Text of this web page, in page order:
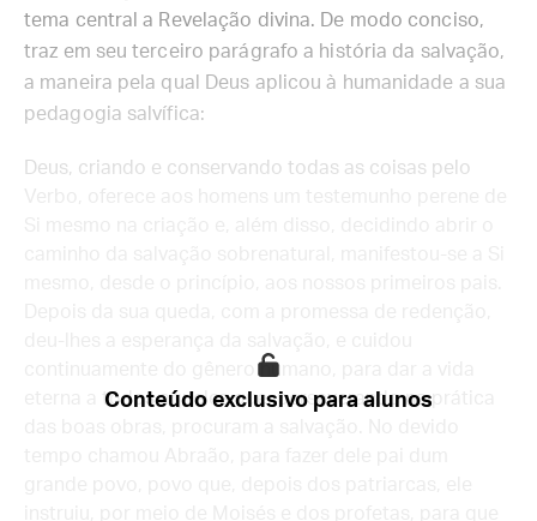
tema central a Revelação divina. De modo conciso,
traz em seu terceiro parágrafo a história da salvação,
a maneira pela qual Deus aplicou à humanidade a sua
pedagogia salvífica:
Deus, criando e conservando todas as coisas pelo
Verbo, oferece aos homens um testemunho perene de
continuamente do gênero humano, para dar a vida
eterna a todos aqueles que, perseverando na prática
Conteúdo exclusivo para alunos